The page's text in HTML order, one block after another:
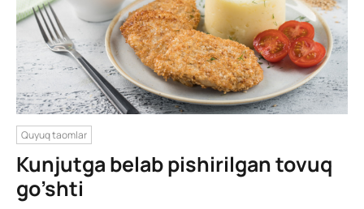
Quyuq taomlar
Kunjutga belab pishirilgan tovuq
go’shti